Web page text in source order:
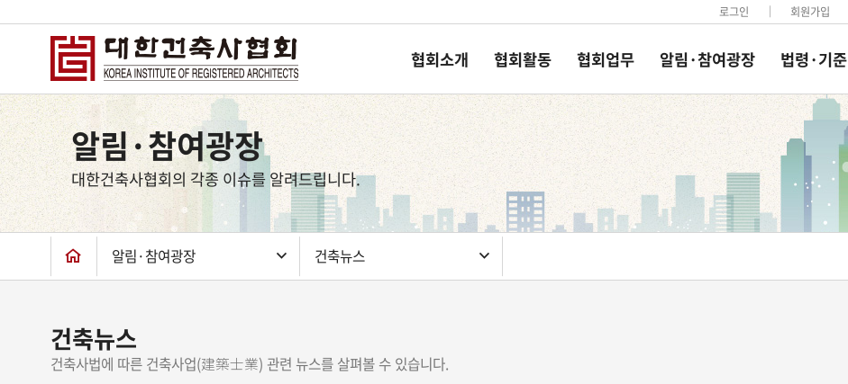
로그인 회원가입
협회소개 협회활동 협회업무 알림·참여광장 법령·기준
상
단
컨
텐
츠
하
단
알림·참여광장
대한건축사협회의 각종 이슈를 알려드립니다.
알림·참여광장 건축뉴스
건축뉴스
건축사법에 따른 건축사업(建築士業) 관련 뉴스를 살펴볼 수 있습니다.